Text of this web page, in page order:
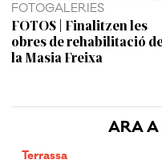
ARA A
Terrassa
FOTOGALERIES
FOTOS | Finalitzen les
obres de rehabilitació
la Masia Freixa